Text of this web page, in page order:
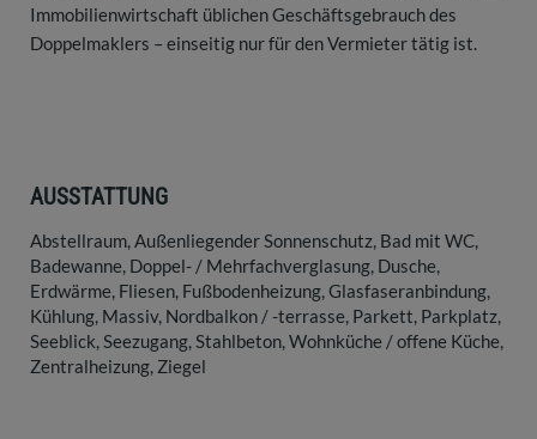
Immobilienwirtschaft üblichen Geschäftsgebrauch des
Doppelmaklers – einseitig nur für den Vermieter tätig ist.
AUSSTATTUNG
Abstellraum Außenliegender Sonnenschutz Bad mit WC
Badewanne Doppel- / Mehrfachverglasung Dusche
Erdwärme Fliesen Fußbodenheizung Glasfaseranbindung
Kühlung Massiv Nordbalkon / -terrasse Parkett Parkplatz
Seeblick Seezugang Stahlbeton Wohnküche / offene Küche
Zentralheizung Ziegel